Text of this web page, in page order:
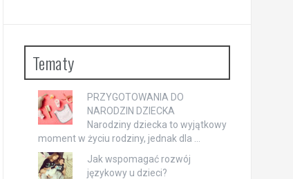
Tematy
PRZYGOTOWANIA DO
NARODZIN DZIECKA
Narodziny dziecka to wyjątkowy
moment w życiu rodziny, jednak dla …
Jak wspomagać rozwój
językowy u dzieci?